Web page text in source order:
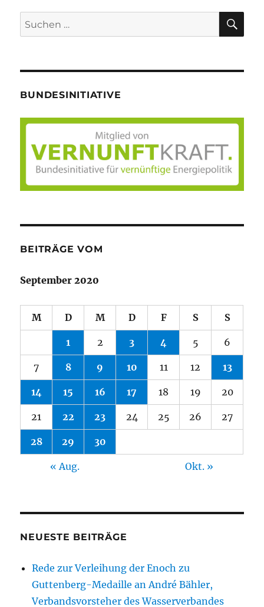
Suche
nach:
BUNDESINITIATIVE
BEITRÄGE VOM
September 2020
M D M D F S S
1 2 3 4 5 6
7 8 9 10 11 12 13
14 15 16 17 18 19 20
21 22 23 24 25 26 27
28 29 30
« Aug. Okt. »
NEUESTE BEITRÄGE
Rede zur Verleihung der Enoch zu
Guttenberg-Medaille an André Bähler,
Verbandsvorsteher des Wasserverbandes